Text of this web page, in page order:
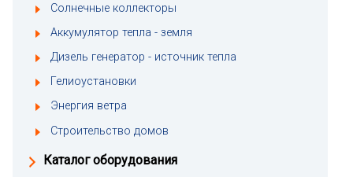
Солнечные коллекторы
Аккумулятор тепла - земля
Дизель генератор - источник тепла
Гелиоустановки
Энергия ветра
Строительство домов
Каталог оборудования